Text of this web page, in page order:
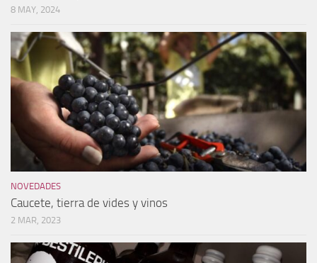
8 MAY, 2024
NOVEDADES
Caucete, tierra de vides y vinos
2 MAR, 2023